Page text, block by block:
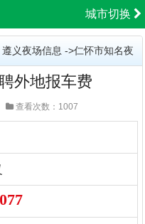
城市切换
遵义夜场信息 ->仁怀市知名夜
外地报车费
查看次数：1007